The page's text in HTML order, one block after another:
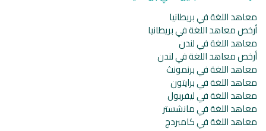
معاهد اللغة في بريطانيا
أرخص معاهد اللغة في بريطانيا
معاهد اللغة في لندن
أرخص معاهد اللغة في لندن
معاهد اللغة في برنمونث
معاهد اللغة في برايتون
معاهد اللغة في ليفربول
معاهد اللغة في مانشستر
معاهد اللغة في كامبردج